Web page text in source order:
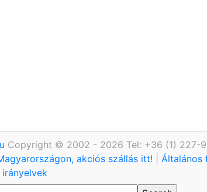
Copyright © 2002 - 2026 Tel: +36 (1) 227-
akciós szállás itt!
Általános